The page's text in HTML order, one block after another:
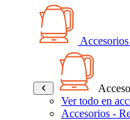
Ver todo en
Accesorios -